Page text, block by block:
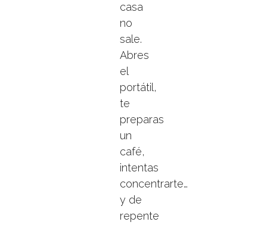
casa
no
sale.
Abres
el
portátil,
te
preparas
un
café,
intentas
concentrarte…
y de
repente